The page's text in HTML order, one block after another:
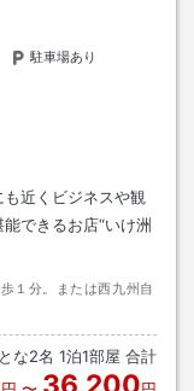
駐車場あり
近くビジネスや観
できるお店“いけ洲
１分。または西九州自
な2名 1泊1部屋 合計